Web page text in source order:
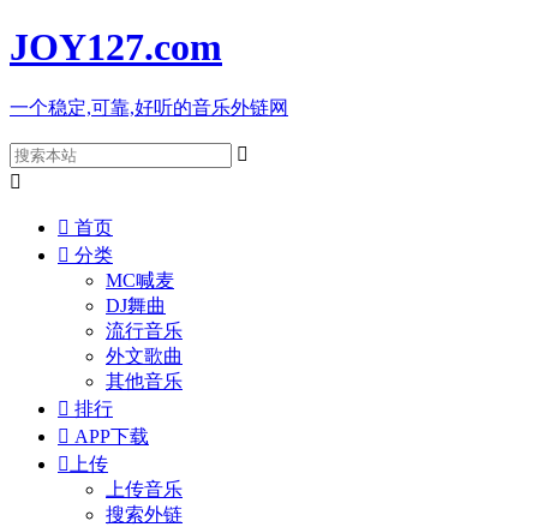
JOY127.com
一个稳定,可靠,好听的音乐外链网


 首页
 分类
MC喊麦
DJ舞曲
流行音乐
外文歌曲
其他音乐
 排行
 APP下载
 上传
上传音乐
搜索外链